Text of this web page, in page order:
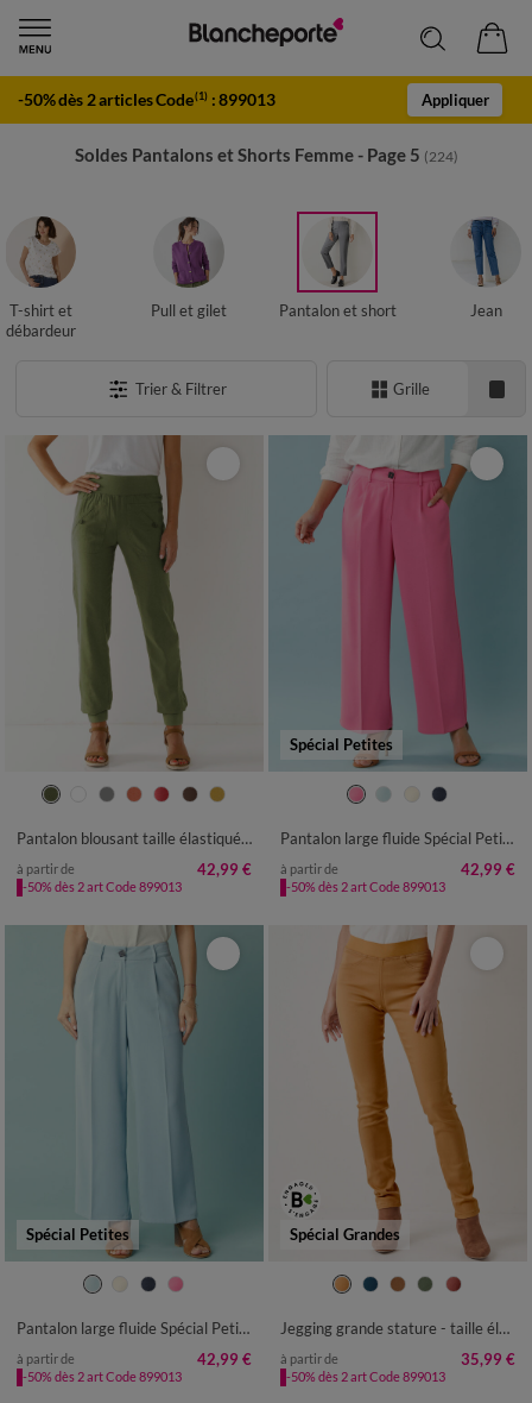
-50% dès 2 articles Code(1) :899013 Appliquer
Soldes Pantalons et Shorts Femme - Page 5 (224)
T-shirt et
débardeur
Pull et gilet Pantalon et short Jean
Trier & Filtrer Grille
36 40 42 44 46
48
Pantalon blousant taille élastiquée, lin coton
à partir de 42,99 €
-50% dès 2 art Code 899013
Spécial Petites
36 38 40 42
Pantalon large fluide Spécial Petites
à partir de 42,99 €
-50% dès 2 art Code 899013
Spécial Petites
36 38 40 42
Pantalon large fluide Spécial Petites
à partir de 42,99 €
-50% dès 2 art Code 899013
Spécial Grandes
40 42 44 46 48
Jegging grande stature - taille élastiquée ultra confort
à partir de 35,99 €
-50% dès 2 art Code 899013